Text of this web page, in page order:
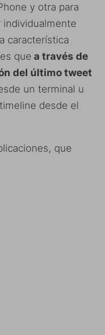
y otra para
individualmente
característica
que a través de
del último tweet
un terminal u
desde el
que